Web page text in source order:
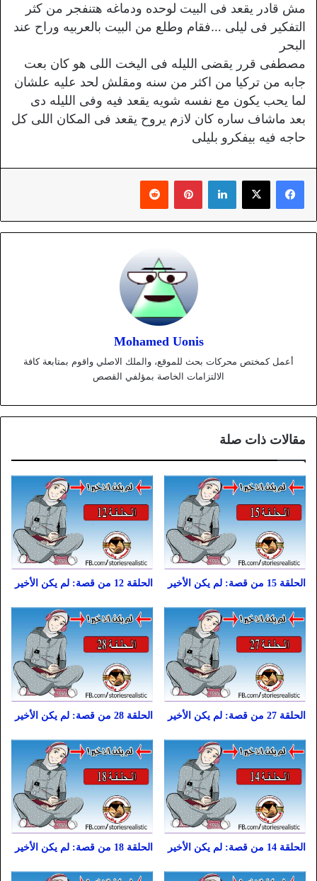
مش قادر يقعد فى البيت لوحده ودماغه هتنفجر من كثر
التفكير فى ليلى …فقام وطلع من البيت بالعربيه وراح عند
البحر
مصطفى قرر يقضى الليله فى اليخت اللى هو كان بعت
جابه من تركيا من اكثر من سنه ومقلش لحد عليه علشان
لما يحب يكون مع نفسه شويه يقعد فيه وفى الليله دى
بعد ماشاف ساره كان لازم يروح يقعد فى المكان اللى كل
حاجه فيه بيفكرو بليلى
لينكدإن بينتيريست
Mohamed Uonis
أعمل كمختص محركات بحث للموقع، والملك الاصلي واقوم بمتابعة كافة
الالتزامات الخاصة بمؤلفي القصص
مقالات ذات صلة
الحلقة 15 من قصة: لم يكن الأخير الحلقة 12 من قصة: لم يكن الأخير
الحلقة 27 من قصة: لم يكن الأخير الحلقة 28 من قصة: لم يكن الأخير
الحلقة 14 من قصة: لم يكن الأخير الحلقة 18 من قصة: لم يكن الأخير